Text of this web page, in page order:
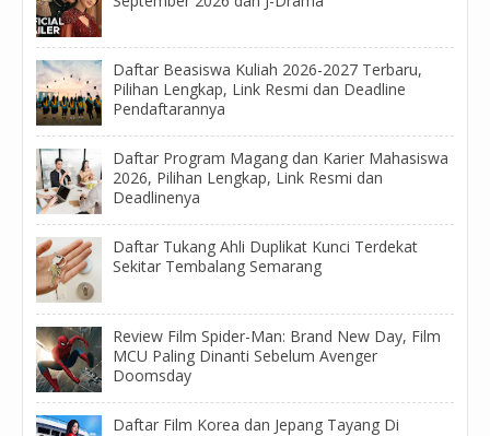
Daftar Beasiswa Kuliah 2026-2027 Terbaru,
Pilihan Lengkap, Link Resmi dan Deadline
Pendaftarannya
Daftar Program Magang dan Karier Mahasiswa
2026, Pilihan Lengkap, Link Resmi dan
Deadlinenya
Daftar Tukang Ahli Duplikat Kunci Terdekat
Sekitar Tembalang Semarang
Review Film Spider-Man: Brand New Day, Film
MCU Paling Dinanti Sebelum Avenger
Doomsday
Daftar Film Korea dan Jepang Tayang Di